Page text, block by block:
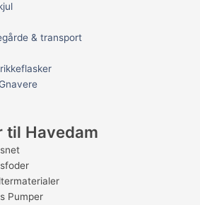
& transport
til Havedam
Pumper